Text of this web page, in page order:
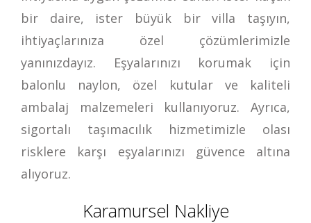
bir daire, ister büyük bir villa taşıyın,
ihtiyaçlarınıza özel çözümlerimizle
yanınızdayız. Eşyalarınızı korumak için
balonlu naylon, özel kutular ve kaliteli
ambalaj malzemeleri kullanıyoruz. Ayrıca,
sigortalı taşımacılık hizmetimizle olası
risklere karşı eşyalarınızı güvence altına
alıyoruz.
Karamursel Nakliye